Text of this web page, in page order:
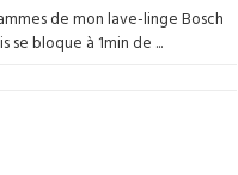
de mon lave-linge Bosch
se bloque à 1min de ...